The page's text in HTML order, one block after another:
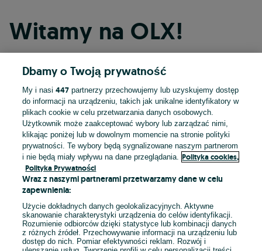
Witamy na OLX!
Kontynuuj przez Facebooka
Kontynuuj przez konto Apple
Kontynuuj przez konto Google
LUB
E-mail
Dbamy o Twoją prywatność
My i nasi447 partnerzy przechowujemy lub uzyskujemy dostęp
do informacji na urządzeniu, takich jak unikalne identyfikatory w
plikach cookie w celu przetwarzania danych osobowych.
Użytkownik może zaakceptować wybory lub zarządzać nimi,
klikając poniżej lub w dowolnym momencie na stronie polityki
prywatności. Te wybory będą sygnalizowane naszym partnerom
i nie będą miały wpływu na dane przeglądania.
Polityka cookies,
Polityka Prywatności
Wraz z naszymi partnerami przetwarzamy dane w celu
zapewnienia:
Użycie dokładnych danych geolokalizacyjnych. Aktywne
skanowanie charakterystyki urządzenia do celów identyfikacji.
Rozumienie odbiorców dzięki statystyce lub kombinacji danych
z różnych źródeł. Przechowywanie informacji na urządzeniu lub
dostęp do nich. Pomiar efektywności reklam. Rozwój i